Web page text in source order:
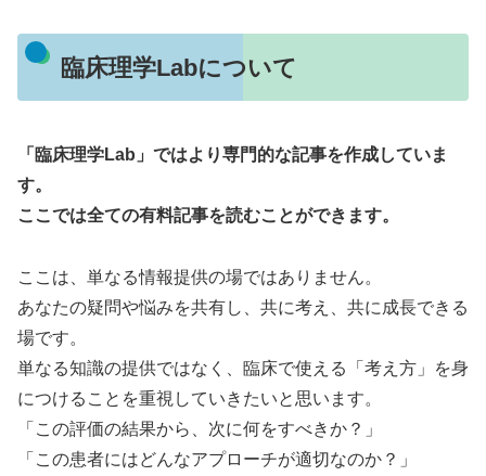
臨床理学Labについて
「臨床理学Lab」ではより専門的な記事を作成していま
す。
ここでは全ての有料記事を読むことができます。
ここは、単なる情報提供の場ではありません。
あなたの疑問や悩みを共有し、共に考え、共に成長できる
場です。
単なる知識の提供ではなく、臨床で使える「考え方」を身
につけることを重視していきたいと思います。
「この評価の結果から、次に何をすべきか？」
「この患者にはどんなアプローチが適切なのか？」